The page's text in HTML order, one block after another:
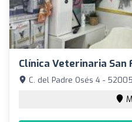
Clínica Veterinaria San
C. del Padre Osés 4 -